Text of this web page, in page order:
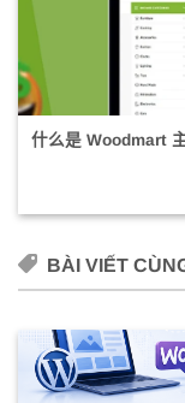
什么是 Woodmart
BÀI VIẾT